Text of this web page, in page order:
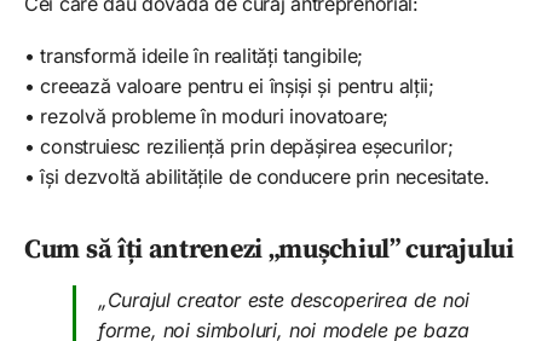
• transformă ideile în realități tangibile;
• creează valoare pentru ei înșiși și pentru alții;
• rezolvă probleme în moduri inovatoare;
• construiesc reziliență prin depășirea eșecurilor;
• își dezvoltă abilitățile de conducere prin necesitate.
Cum să îți antrenezi „mușchiul” curajului
„Curajul creator este descoperirea de noi
forme, noi simboluri, noi modele pe baza